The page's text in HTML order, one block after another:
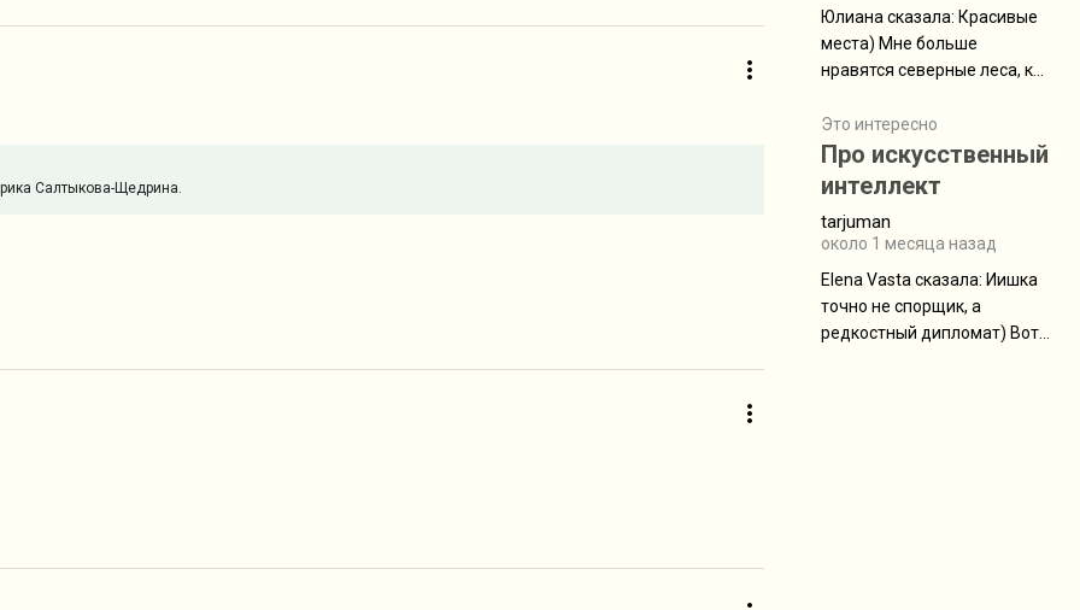
Салтыкова-Щедрина.
конструкцию с отдельным
внешним тентом и сетчатой
внутренней палаткой, а ее
комплектации составляет
около 845 г. Палатка весит
менее
Юлиана сказалa: Красивые
места) Мне больше
нравятся северные леса, как
южной тайги
Это интересно
Про искусственный
интеллект
tarjuman
около 1 месяца назад
Elena Vasta сказалa: Иишка
точно не спорщик, а
редкостный дипломат) Вот,